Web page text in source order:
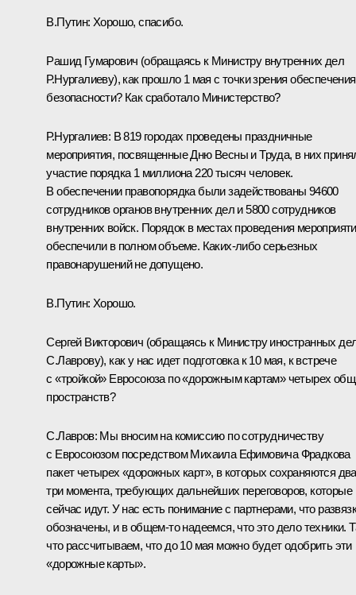
В.Путин: Хорошо, спасибо.
Рашид Гумарович (обращаясь к Министру внутренних дел
Р.Нургалиеву), как прошло 1 мая с точки зрения обеспечения
безопасности? Как сработало Министерство?
Р.Нургалиев: В 819 городах проведены праздничные
мероприятия, посвященные Дню Весны и Труда, в них
участие порядка 1 миллиона 220 тысяч человек.
В обеспечении правопорядка были задействованы 94600
сотрудников органов внутренних дел и 5800 сотрудников
внутренних войск. Порядок в местах проведения
обеспечили в полном объеме. Каких‑либо серьезных
правонарушений не допущено.
В.Путин: Хорошо.
Сергей Викторович (обращаясь к Министру иностранных
С.Лаврову), как у нас идет подготовка к 10 мая, к встрече
с «тройкой» Евросоюза по «дорожным картам» четырех
пространств?
С.Лавров: Мы вносим на комиссию по сотрудничеству
с Евросоюзом посредством Михаила Ефимовича Фрадкова
пакет четырех «дорожных карт», в которых сохраняются
три момента, требующих дальнейших переговоров, которые
сейчас идут. У нас есть понимание с партнерами, что
обозначены, и в общем‑то надеемся, что это дело техники.
что рассчитываем, что до 10 мая можно будет одобрить эти
«дорожные карты».